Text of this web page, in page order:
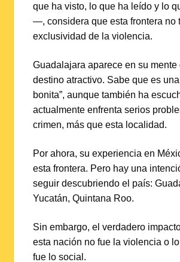
que ha visto, lo que ha leído y lo
—, considera que esta frontera no
exclusividad de la violencia.
Guadalajara aparece en su mente
destino atractivo. Sabe que es
bonita”, aunque también ha
actualmente enfrenta serios
crimen, más que esta localidad.
Por ahora, su experiencia en
esta frontera. Pero hay una
seguir descubriendo el país:
Yucatán, Quintana Roo.
Sin embargo, el verdadero
esta nación no fue la violencia o
fue lo social.